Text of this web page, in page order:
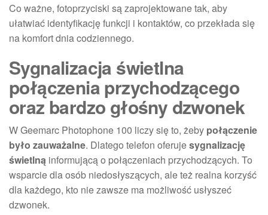
Co ważne, fotoprzyciski są zaprojektowane tak, aby
ułatwiać identyfikację funkcji i kontaktów, co przekłada się
na komfort dnia codziennego.
Sygnalizacja świetlna
połączenia przychodzącego
oraz bardzo głośny dzwonek
W Geemarc Photophone 100 liczy się to, żeby połączenie
było zauważalne. Dlatego telefon oferujesygnalizację
świetlną informującą o połączeniach przychodzących. To
wsparcie dla osób niedosłyszących, ale też realna korzyść
dla każdego, kto nie zawsze ma możliwość usłyszeć
dzwonek.